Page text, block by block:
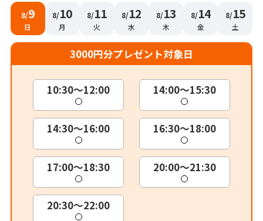
8/9
日
8/10
月
8/11
火
8/12
水
8/13
木
8/14
金
8/15
土
3000円分プレゼント対象日
10:30～12:00 14:00～15:30
14:30～16:00 16:30～18:00
17:00～18:30 20:00～21:30
20:30～22:00